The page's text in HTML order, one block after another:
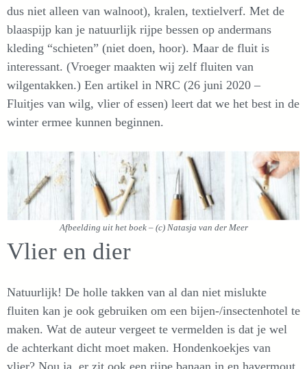
dus niet alleen van walnoot), kralen, textielverf. Met de
blaaspijp kan je natuurlijk rijpe bessen op andermans
kleding “schieten” (niet doen, hoor). Maar de fluit is
interessant. (Vroeger maakten wij zelf fluiten van
wilgentakken.) Een artikel in NRC (26 juni 2020 –
Fluitjes van wilg, vlier of essen) leert dat we het best in de
winter ermee kunnen beginnen.
Afbeelding uit het boek – (c) Natasja van der Meer
Vlier en dier
Natuurlijk! De holle takken van al dan niet mislukte
fluiten kan je ook gebruiken om een bijen-/insectenhotel te
maken. Wat de auteur vergeet te vermelden is dat je wel
de achterkant dicht moet maken. Hondenkoekjes van
vlier? Nou ja, er zit ook een rijpe banaan in en havermout.